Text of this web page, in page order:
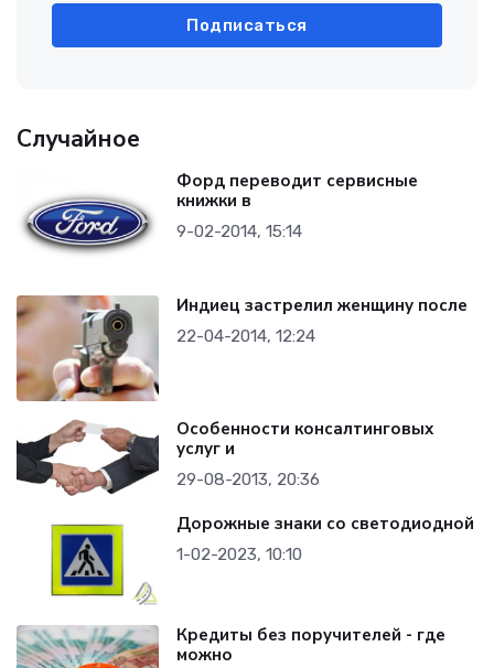
Подписаться
Случайное
Форд переводит сервисные
книжки в
9-02-2014, 15:14
Индиец застрелил женщину после
22-04-2014, 12:24
Особенности консалтинговых
услуг и
29-08-2013, 20:36
Дорожные знаки со светодиодной
1-02-2023, 10:10
Кредиты без поручителей - где
можно